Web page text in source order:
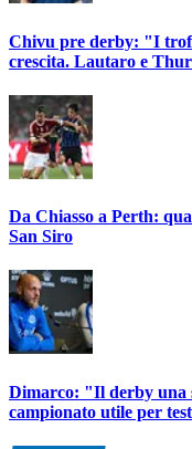
Chivu pre derby: "I
crescita. Lautaro e
Da Chiasso a Perth:
San Siro
Dimarco: "Il derby una
campionato utile per